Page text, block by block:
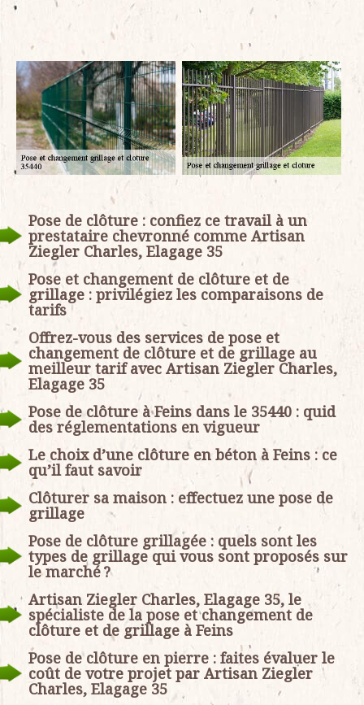
Pose de clôture : confiez ce travail à un
prestataire chevronné comme Artisan
Ziegler Charles, Elagage 35
Pose et changement de clôture et de
grillage : privilégiez les comparaisons de
tarifs
Offrez-vous des services de pose et
changement de clôture et de grillage au
meilleur tarif avec Artisan Ziegler Charles,
Elagage 35
Pose de clôture à Feins dans le 35440 : quid
des réglementations en vigueur
Le choix d’une clôture en béton à Feins : ce
qu’il faut savoir
Clôturer sa maison : effectuez une pose de
grillage
Pose de clôture grillagée : quels sont les
types de grillage qui vous sont proposés sur
le marché ?
Artisan Ziegler Charles, Elagage 35, le
spécialiste de la pose et changement de
clôture et de grillage à Feins
Pose de clôture en pierre : faites évaluer le
coût de votre projet par Artisan Ziegler
Charles, Elagage 35